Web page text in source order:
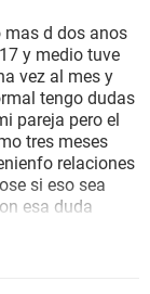
mas d dos anos
y medio tuve
vez al mes y
tengo dudas
pareja pero el
tres meses
relaciones
si eso sea
esa duda
tener un bb
q e